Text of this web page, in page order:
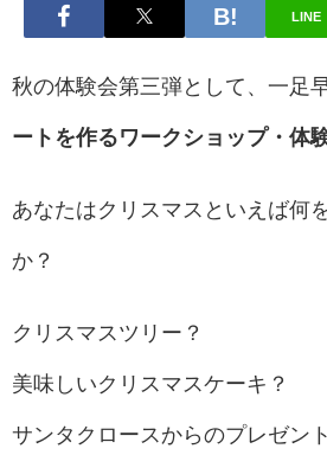
LINE
秋の体験会第三弾として、一足
ートを作るワークショップ・体
あなたはクリスマスといえば何
か？
クリスマスツリー？
美味しいクリスマスケーキ？
サンタクロースからのプレゼン